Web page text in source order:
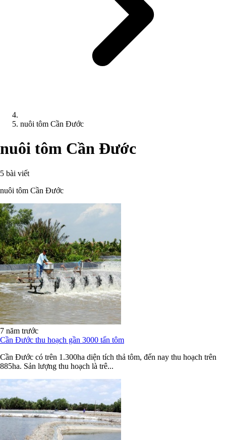
nuôi tôm Cần Đước
nuôi tôm Cần Đước
5 bài viết
nuôi tôm Cần Đước
7 năm trước
Cần Đước thu hoạch gần 3000 tấn tôm
Cần Đước có trên 1.300ha diện tích thả tôm, đến nay thu hoạch trên
885ha. Sản lượng thu hoạch là trê...